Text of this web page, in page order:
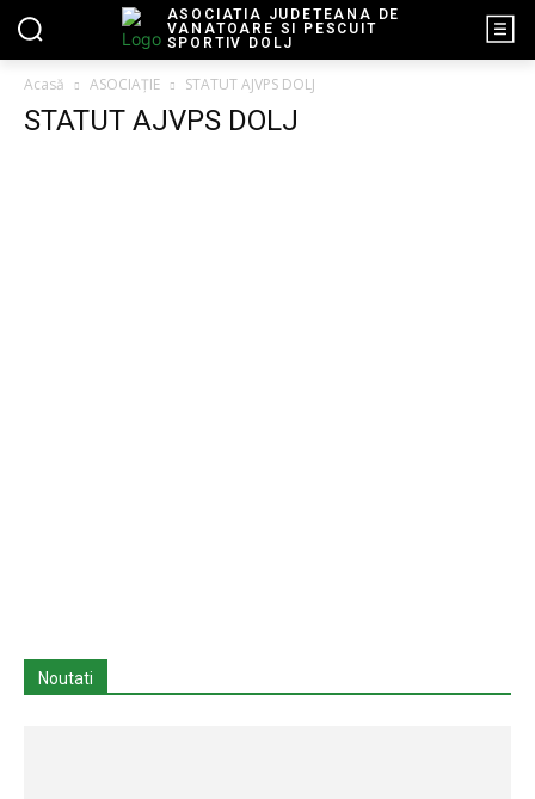
ASOCIATIA JUDETEANA DE
VANATOARE SI PESCUIT
SPORTIV DOLJ
Acasă ASOCIAȚIE STATUT AJVPS DOLJ
STATUT AJVPS DOLJ
Noutati